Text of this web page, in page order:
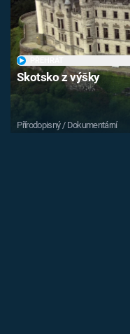
Skotsko z výšky
Přírodopisný / Dokumentární